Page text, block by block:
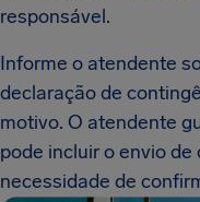
responsável.
Informe o atendente
declaração de
motivo. O atendente
pode incluir o envio
necessidade de